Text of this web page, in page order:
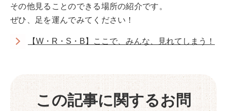
その他見ることのできる場所の紹介です。
ぜひ、足を運んでみてください！
【W・R・S・B】ここで、みんな、見れてしまう！
この記事に関するお問